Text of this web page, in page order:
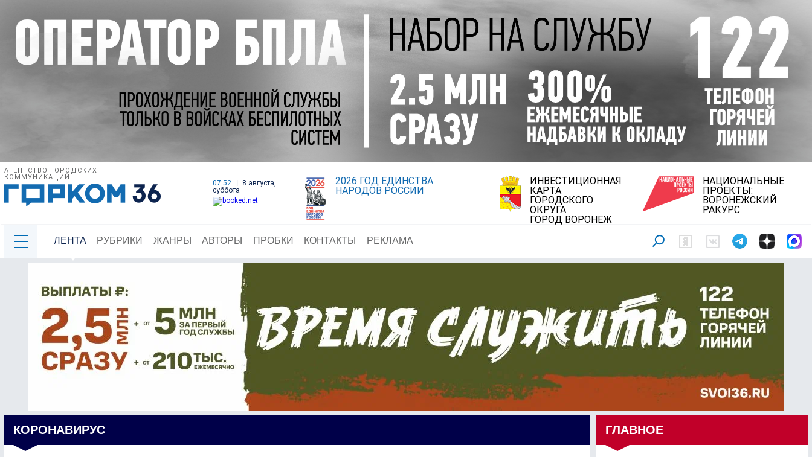
АГЕНТСТВО ГОРОДСКИХ
КОММУНИКАЦИЙ
07:52
8 августа,
суббота
2026 ГОД ЕДИНСТВА
НАРОДОВ РОССИИ
ИНВЕСТИЦИОННАЯ
КАРТА
ГОРОДСКОГО
ОКРУГА
ГОРОД ВОРОНЕЖ
НАЦИОНАЛЬНЫЕ
ПРОЕКТЫ:
ВОРОНЕЖСКИЙ
РАКУРС
ЛЕНТА РУБРИКИ ЖАНРЫ АВТОРЫ ПРОБКИ КОНТАКТЫ РЕКЛАМА
КОРОНАВИРУС ГЛАВНОЕ